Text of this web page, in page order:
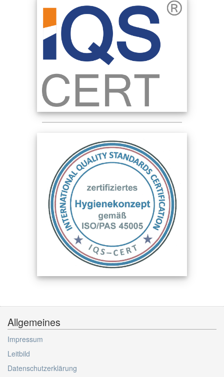
Allgemeines
Impressum
Leitbild
Datenschutzerklärung